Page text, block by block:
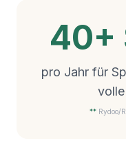
40+
pro Jahr für
** Rydoo/